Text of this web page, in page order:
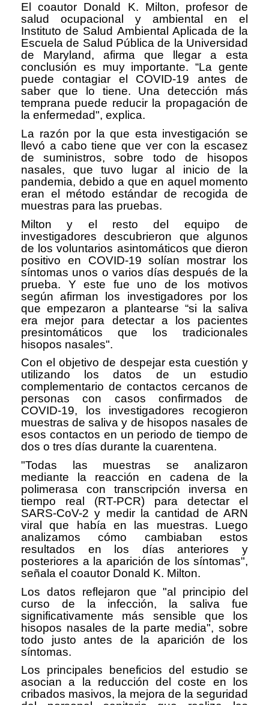
El coautor Donald K. Milton, profesor de
salud ocupacional y ambiental en el
Instituto de Salud Ambiental Aplicada de la
Escuela de Salud Pública de la Universidad
de Maryland, afirma que llegar a esta
conclusión es muy importante. “La gente
puede contagiar el COVID-19 antes de
saber que lo tiene. Una detección más
temprana puede reducir la propagación de
la enfermedad", explica.
La razón por la que esta investigación se
llevó a cabo tiene que ver con la escasez
de suministros, sobre todo de hisopos
nasales, que tuvo lugar al inicio de la
pandemia, debido a que en aquel momento
eran el método estándar de recogida de
muestras para las pruebas.
Milton y el resto del equipo de
investigadores descubrieron que algunos
de los voluntarios asintomáticos que dieron
positivo en COVID-19 solían mostrar los
síntomas unos o varios días después de la
prueba. Y este fue uno de los motivos
según afirman los investigadores por los
que empezaron a plantearse “si la saliva
era mejor para detectar a los pacientes
presintomáticos que los tradicionales
hisopos nasales".
Con el objetivo de despejar esta cuestión y
utilizando los datos de un estudio
complementario de contactos cercanos de
personas con casos confirmados de
COVID-19, los investigadores recogieron
muestras de saliva y de hisopos nasales de
esos contactos en un periodo de tiempo de
dos o tres días durante la cuarentena.
"Todas las muestras se analizaron
mediante la reacción en cadena de la
polimerasa con transcripción inversa en
tiempo real (RT-PCR) para detectar el
SARS-CoV-2 y medir la cantidad de ARN
viral que había en las muestras. Luego
analizamos cómo cambiaban estos
resultados en los días anteriores y
posteriores a la aparición de los síntomas",
señala el coautor Donald K. Milton.
Los datos reflejaron que "al principio del
curso de la infección, la saliva fue
significativamente más sensible que los
hisopos nasales de la parte media", sobre
todo justo antes de la aparición de los
síntomas.
Los principales beneficios del estudio se
asocian a la reducción del coste en los
cribados masivos, la mejora de la seguridad